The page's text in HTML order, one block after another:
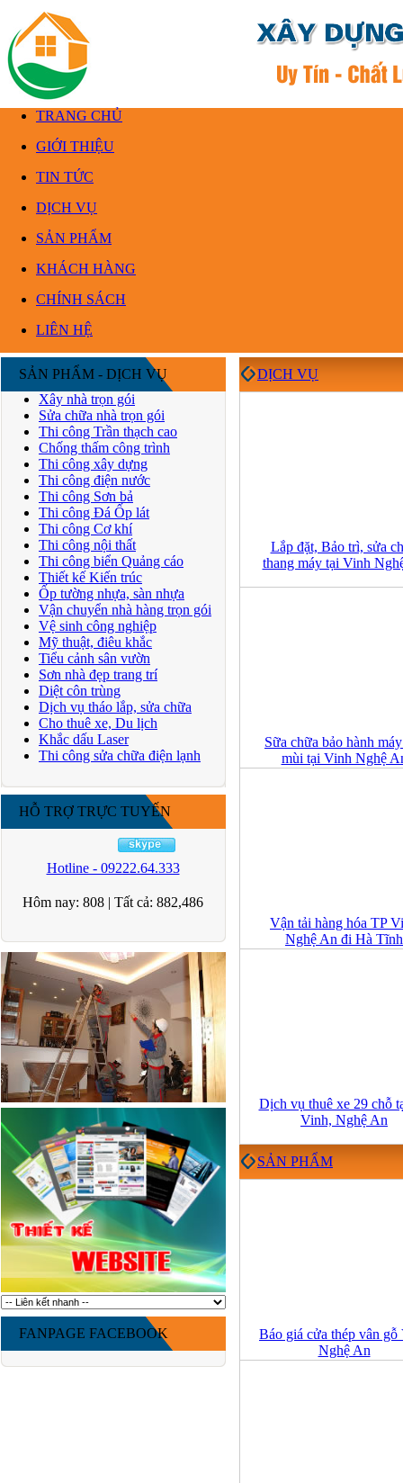
TRANG CHỦ
GIỚI THIỆU
TIN TỨC
DỊCH VỤ
SẢN PHẨM
KHÁCH HÀNG
CHÍNH SÁCH
LIÊN HỆ
SẢN PHẨM - DỊCH VỤ
Xây nhà trọn gói
Sửa chữa nhà trọn gói
Thi công Trần thạch cao
Chống thấm công trình
Thi công xây dựng
Thi công điện nước
Thi công Sơn bả
Thi công Đá Ốp lát
Thi công Cơ khí
Thi công nội thất
Thi công biển Quảng cáo
Thiết kế Kiến trúc
Ốp tường nhựa, sàn nhựa
Vận chuyển nhà hàng trọn gói
Vệ sinh công nghiệp
Mỹ thuật, điêu khắc
Tiểu cảnh sân vườn
Sơn nhà đẹp trang trí
Diệt côn trùng
Dịch vụ tháo lắp, sửa chữa
Cho thuê xe, Du lịch
Khắc dấu Laser
Thi công sửa chữa điện lạnh
HỖ TRỢ TRỰC TUYẾN
Hotline - 09222.64.333
Hôm nay: 808 | Tất cả: 882,486
FANPAGE FACEBOOK
DỊCH VỤ
Lắp đặt, Bảo trì, sửa
thang máy tại Vinh
Sữa chữa bảo hành
mùi tại Vinh Nghệ
Vận tải hàng hóa TP
Nghệ An đi Hà Tĩnh
Dịch vụ thuê xe 29 chỗ
Vinh, Nghệ An
SẢN PHẨM
Báo giá cửa thép vân gỗ
Nghệ An